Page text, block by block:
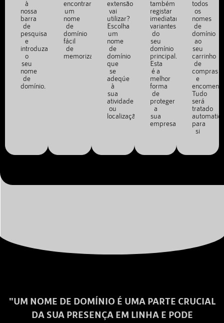
à
nossa
barra
de
pesquisa
e
introduza
o
seu
nome
de
domínio.
encontrar
um
nome
de
domínio
fácil
de
memorizar.
extensão
vai
utilizar?
Escolha
um
nome
de
domínio
que
se
adeqúe
à
sua
atividade
ou
localização.
também
registar
imediatamente
variantes
do
seu
domínio
principal.
Esta
é a
melhor
forma
de
proteger
a
sua
empresa.
todos
os
nomes
de
domínio
ao
seu
carrinho
de
compras
e
Tudo
será
tratado
para
si
"UM NOME DE DOMÍNIO É UMA PARTE CRUCIAL
DA SUA PRESENÇA EM LINHA E PODE